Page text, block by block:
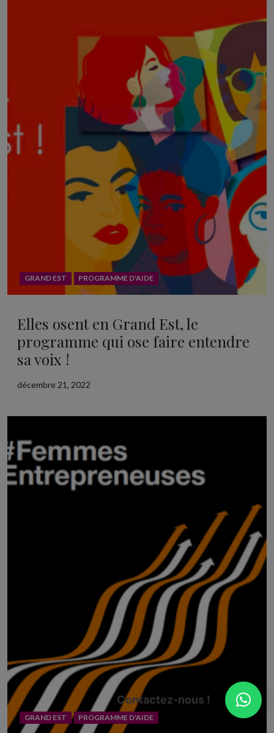
GRAND EST PROGRAMME D'AIDE
Elles osent en Grand Est, le
programme qui ose faire entendre
sa voix !
décembre 21, 2022
GRAND EST PROGRAMME D'AIDE
Contactez-nous !